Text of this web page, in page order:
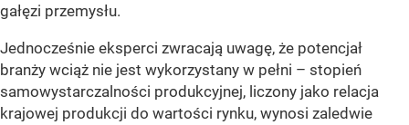
gałęzi przemysłu.
Jednocześnie eksperci zwracają uwagę, że potencjał
branży wciąż nie jest wykorzystany w pełni – stopień
samowystarczalności produkcyjnej, liczony jako relacja
krajowej produkcji do wartości rynku, wynosi zaledwie